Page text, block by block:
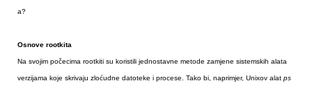
a?
Osnove rootkita
Na svojim počecima rootkiti su koristili jednostavne metode zamjene sistemskih alata
verzijama koje skrivaju zloćudne datoteke i procese. Tako bi, naprimjer, Unixov alat ps